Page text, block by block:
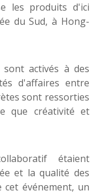
les produits d'ici
du Sud, à Hong-
activés à des
d'affaires entre
sont ressorties
que créativité et
étaient
et la qualité des
événement, un